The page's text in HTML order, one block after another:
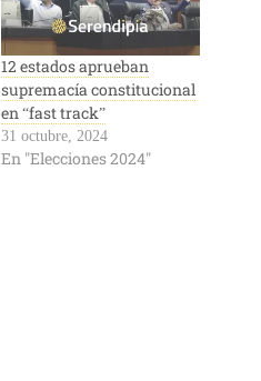
12 estados aprueban
supremacía constitucional
en “fast track”
31 octubre, 2024
En "Elecciones 2024"